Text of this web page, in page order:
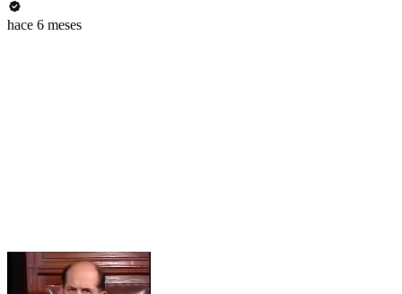
hace 6 meses